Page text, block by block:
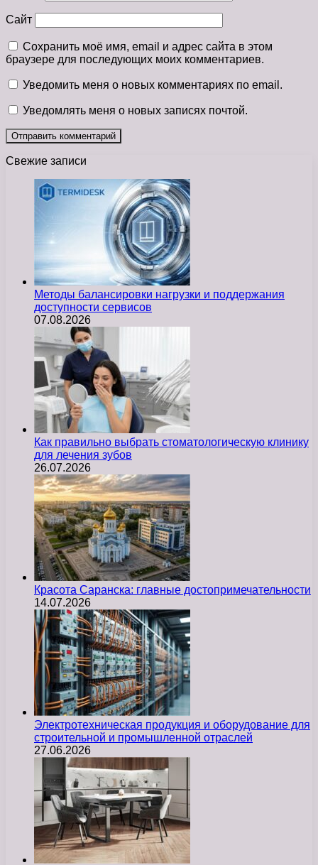
Сайт
Сохранить моё имя, email и адрес сайта в этом
браузере для последующих моих комментариев.
Уведомить меня о новых комментариях по email.
Уведомлять меня о новых записях почтой.
Свежие записи
Методы балансировки нагрузки и поддержания
доступности сервисов
07.08.2026
Как правильно выбрать стоматологическую клинику
для лечения зубов
26.07.2026
Красота Саранска: главные достопримечательности
14.07.2026
Электротехническая продукция и оборудование для
строительной и промышленной отраслей
27.06.2026